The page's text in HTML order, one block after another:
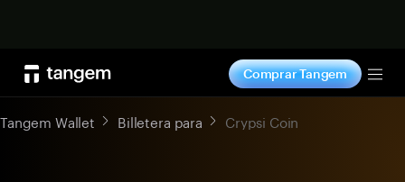
Comprar Tangem
Tangem Wallet Billetera para Crypsi Coin